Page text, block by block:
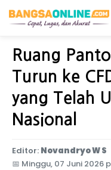
Home Jawa Timur
Ruang
Turun ke
yang Telah
Nasional
Editor: Novandryo W S
📅 Minggu, 07 Juni 2026